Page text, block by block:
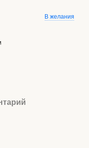
В желания